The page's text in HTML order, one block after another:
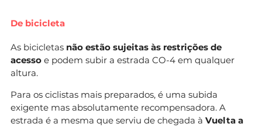
De bicicleta
As bicicletas não estão sujeitas às restrições de
acesso e podem subir a estrada CO-4 em qualquer
altura.
Para os ciclistas mais preparados, é uma subida
exigente mas absolutamente recompensadora. A
estrada é a mesma que serviu de chegada à Vuelta a